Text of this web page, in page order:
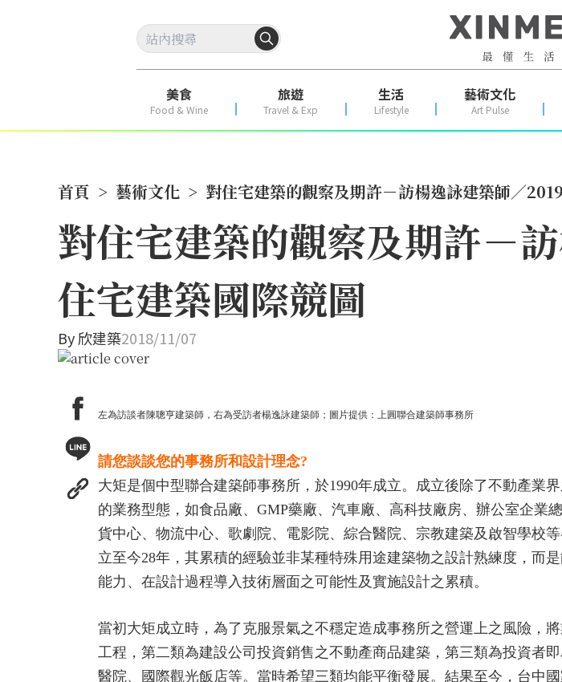
美食
Food & Wine
旅遊
Travel & Exp
生活
Lifestyle
藝術文化
Art Pulse
首頁 > 藝術文化 > 對住宅建築的觀察及期許－訪楊逸詠建築師／
對住宅建築的觀察及期許－
住宅建築國際競圖
By欣建築2018/11/07
左為訪談者陳聰亨建築師，右為受訪者楊逸詠建築師；圖片提供：上圓聯合建築師事務所
請您談談您的事務所和設計理念?
大矩是個中型聯合建築師事務所，於1990年成立。成立後除了不動產業
的業務型態，如食品廠、GMP藥廠、汽車廠、高科技廠房、辦公室企業
貨中心、物流中心、歌劇院、電影院、綜合醫院、宗教建築及啟智學校
立至今28年，其累積的經驗並非某種特殊用途建築物之設計熟練度，而
能力、在設計過程導入技術層面之可能性及實施設計之累積。
當初大矩成立時，為了克服景氣之不穩定造成事務所之營運上之風險，
工程，第二類為建設公司投資銷售之不動產商品建築，第三類為投資者
醫院、國際觀光飯店等。當時希望三類均能平衡發展。結果至今，台中